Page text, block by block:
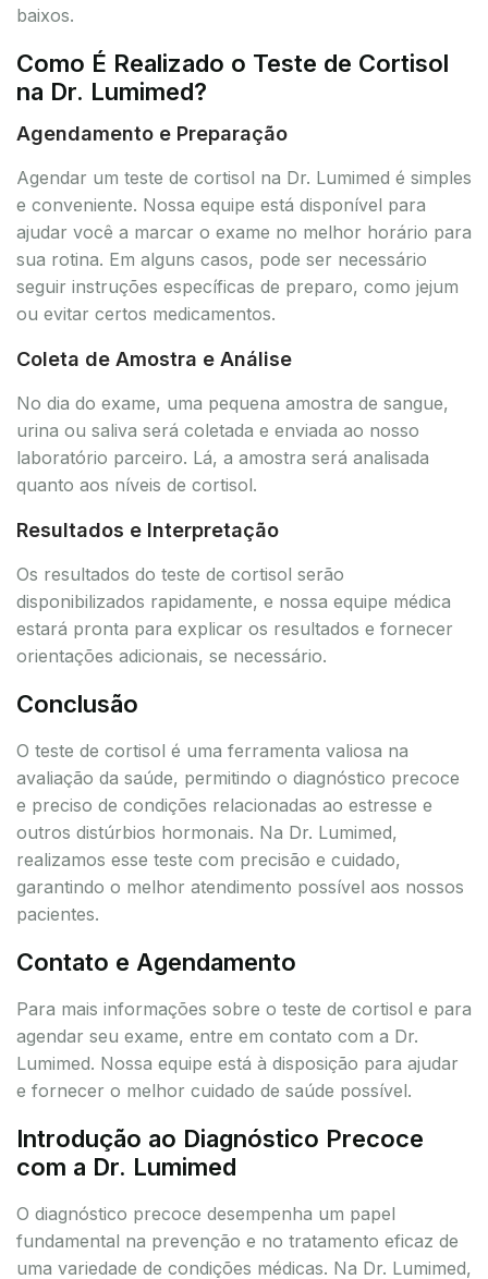
baixos.
Como É Realizado o Teste de Cortisol
na Dr. Lumimed?
Agendamento e Preparação
Agendar um teste de cortisol na Dr. Lumimed é simples
e conveniente. Nossa equipe está disponível para
ajudar você a marcar o exame no melhor horário para
sua rotina. Em alguns casos, pode ser necessário
seguir instruções específicas de preparo, como jejum
ou evitar certos medicamentos.
Coleta de Amostra e Análise
No dia do exame, uma pequena amostra de sangue,
urina ou saliva será coletada e enviada ao nosso
laboratório parceiro. Lá, a amostra será analisada
quanto aos níveis de cortisol.
Resultados e Interpretação
Os resultados do teste de cortisol serão
disponibilizados rapidamente, e nossa equipe médica
estará pronta para explicar os resultados e fornecer
orientações adicionais, se necessário.
Conclusão
O teste de cortisol é uma ferramenta valiosa na
avaliação da saúde, permitindo o diagnóstico precoce
e preciso de condições relacionadas ao estresse e
outros distúrbios hormonais. Na Dr. Lumimed,
realizamos esse teste com precisão e cuidado,
garantindo o melhor atendimento possível aos nossos
pacientes.
Contato e Agendamento
Para mais informações sobre o teste de cortisol e para
agendar seu exame, entre em contato com a Dr.
Lumimed. Nossa equipe está à disposição para ajudar
e fornecer o melhor cuidado de saúde possível.
Introdução ao Diagnóstico Precoce
com a Dr. Lumimed
O diagnóstico precoce desempenha um papel
fundamental na prevenção e no tratamento eficaz de
uma variedade de condições médicas. Na Dr. Lumimed,